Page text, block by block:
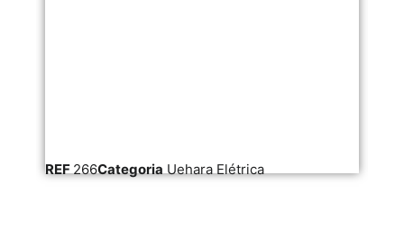
REF 266Categoria Uehara Elétrica